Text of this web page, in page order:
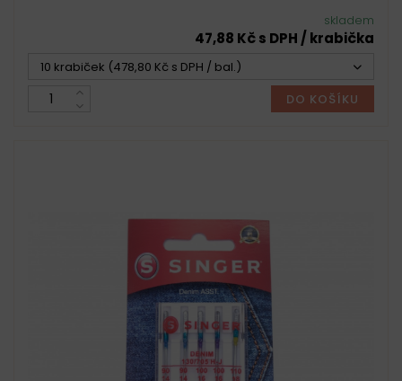
skladem
47,88 Kč s DPH / krabička
10 krabiček (478,80 Kč s DPH / bal.)
DO KOŠÍKU